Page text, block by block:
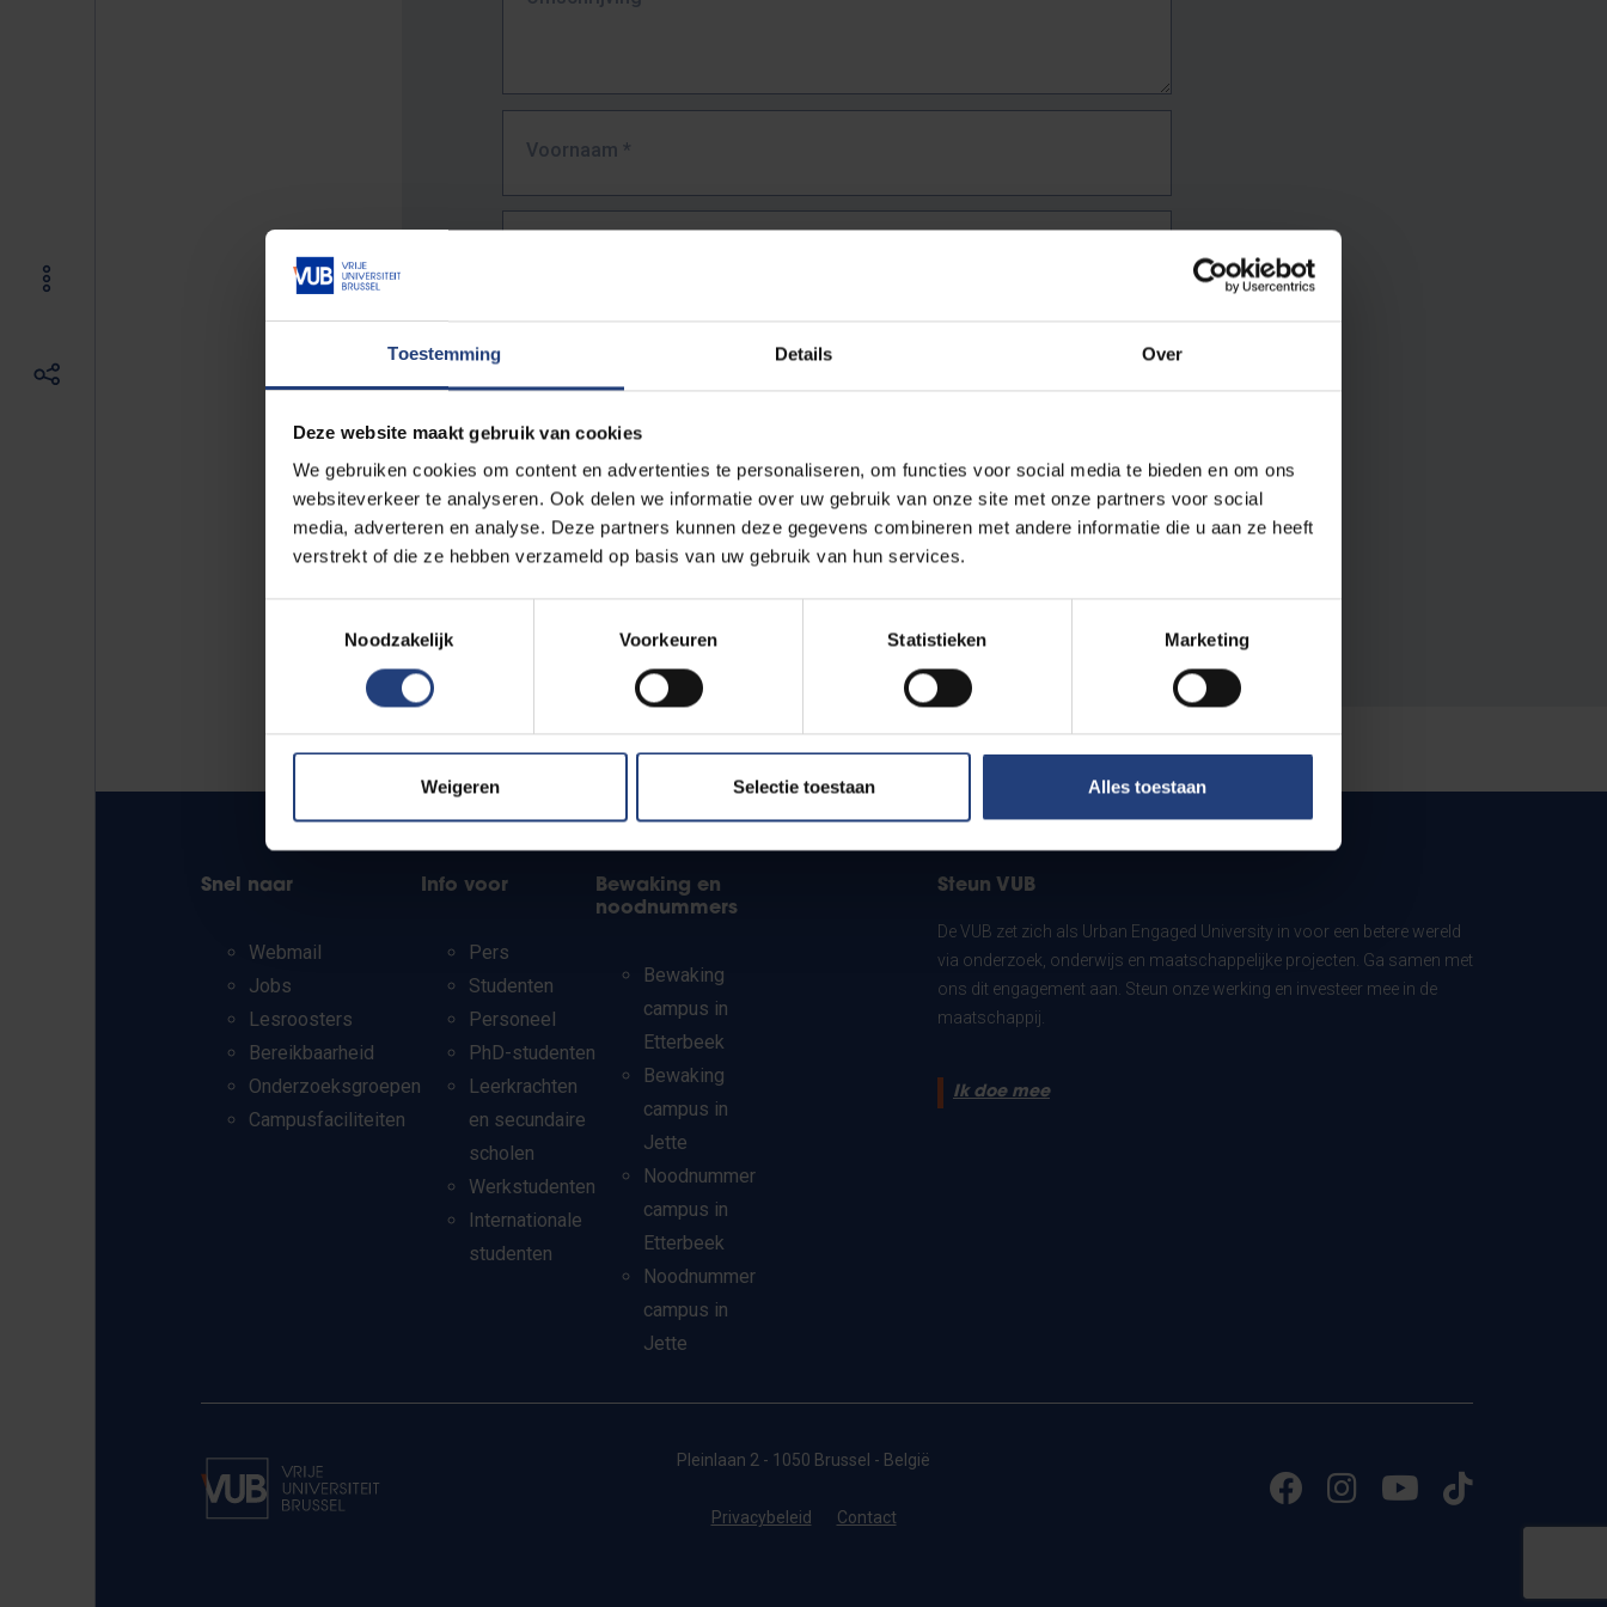
Toestemming Details Over
Deze website maakt gebruik van cookies
We gebruiken cookies om content en advertenties te personaliseren, om functies voor social media te bieden en om ons
websiteverkeer te analyseren. Ook delen we informatie over uw gebruik van onze site met onze partners voor social
media, adverteren en analyse. Deze partners kunnen deze gegevens combineren met andere informatie die u aan ze heeft
verstrekt of die ze hebben verzameld op basis van uw gebruik van hun services.
Noodzakelijk
Voorkeuren Statistieken Marketing
Weigeren Selectie toestaan Alles toestaan
Voornaam *
URL*
De volledige URL van de pagina waar je de fout zag.
Bv. https://www.vub.be/nl/studeren-aan-de-vub/alle-opleidingen
Snel naar
Webmail
Jobs
Lesroosters
Bereikbaarheid
Onderzoeksgroepen
Campusfaciliteiten
Info voor
Pers
Studenten
Personeel
PhD-studenten
Leerkrachten
en secundaire
scholen
Werkstudenten
Internationale
studenten
Bewaking en
noodnummers
Bewaking
campus in
Etterbeek
Bewaking
campus in
Jette
Noodnummer
campus in
Etterbeek
Noodnummer
campus in
Jette
Steun VUB
De VUB zet zich als Urban Engaged University in voor een betere wereld
via onderzoek, onderwijs en maatschappelijke projecten. Ga samen met
ons dit engagement aan. Steun onze werking en investeer mee in de
maatschappij.
Ik doe mee
Pleinlaan 2 - 1050 Brussel - België
Privacybeleid Contact